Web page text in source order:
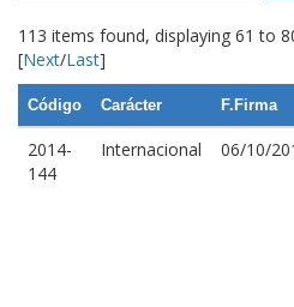
113 items found, displaying 61 to
[Next/Last]
Código Carácter F.Firma
2014-
144
Internacional 06/10/